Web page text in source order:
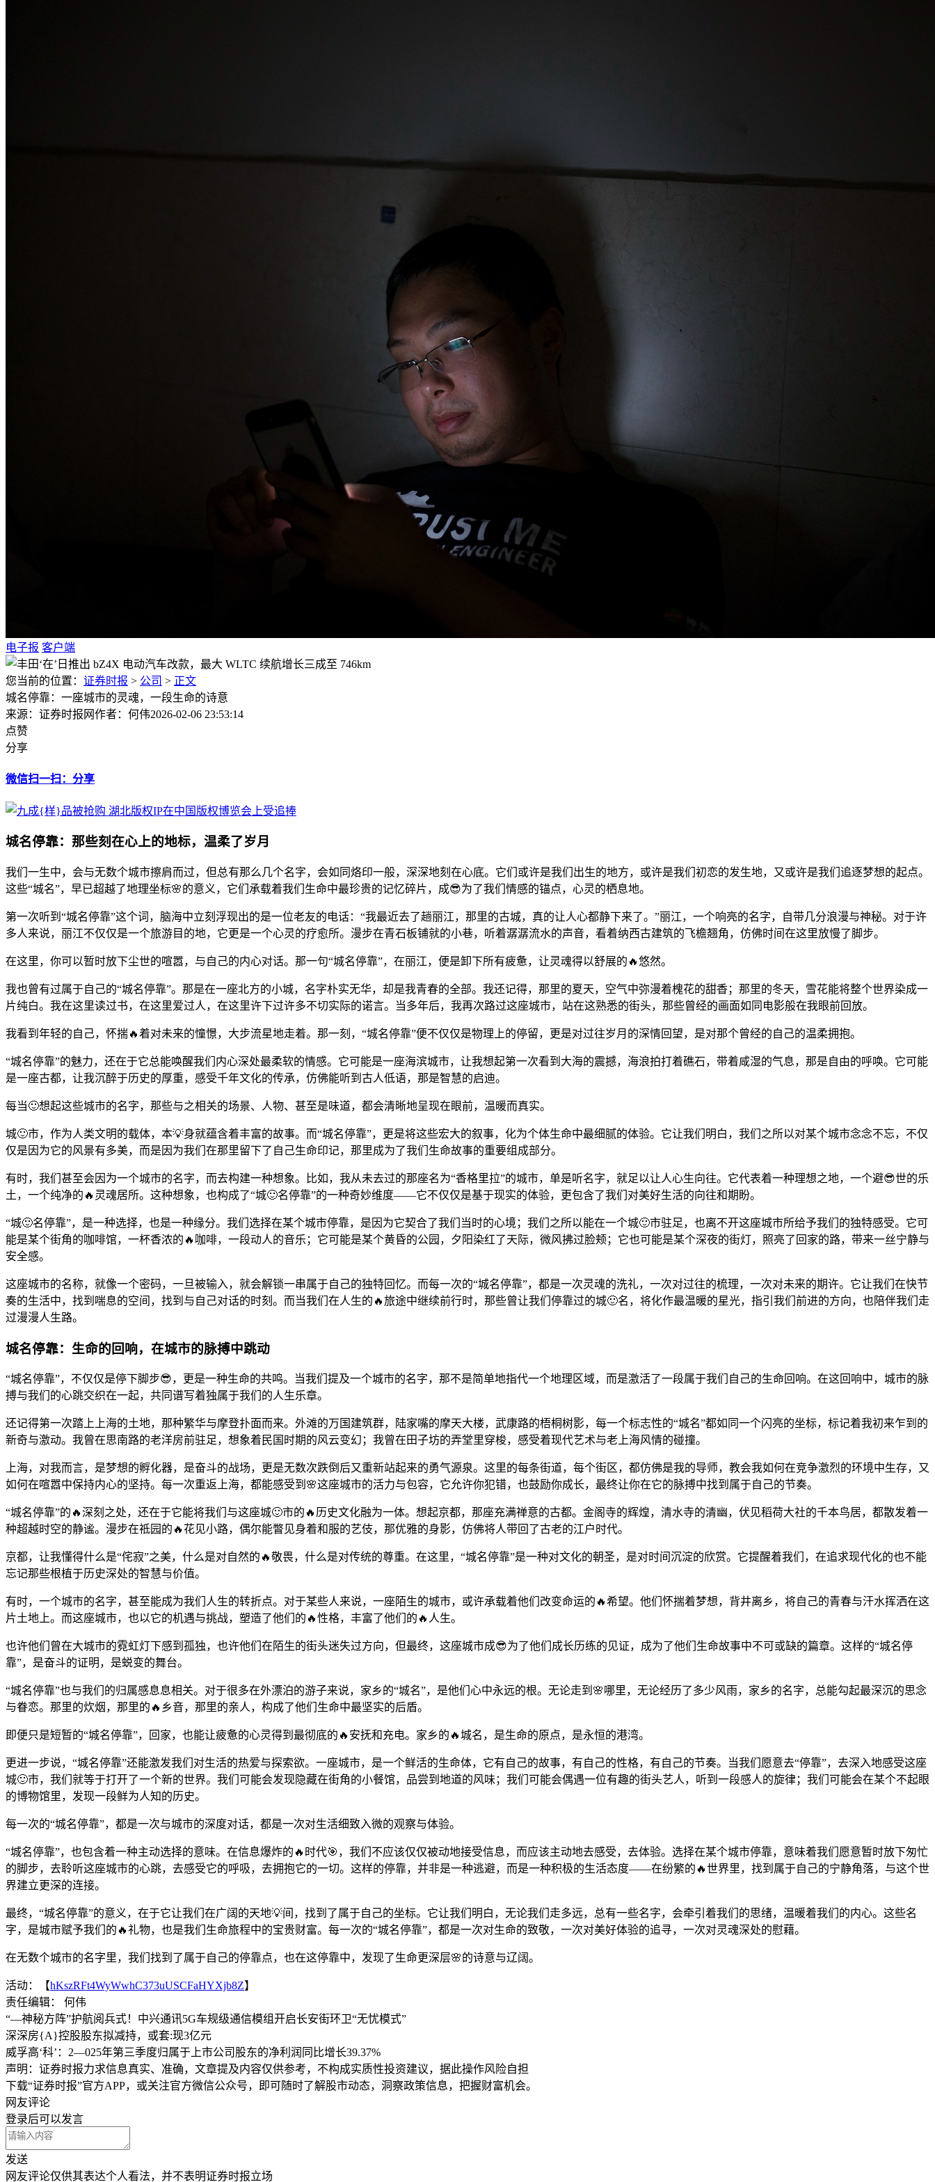
电子报 客户端
您当前的位置： 证券时报 > 公司 > 正文
城名停靠：一座城市的灵魂，一段生命的诗意
来源：证券时报网作者：何伟2026-02-06 23:53:14
点赞
分享
微信扫一扫：分享
城名停靠：那些刻在心上的地标，温柔了岁月
我们一生中，会与无数个城市擦肩而过，但总有那么几个名字，会如同烙印一般，深深地刻在心底。它们或许是我们出生的地方，或许是我们初恋的发生地，又或许是我们追逐梦想的起点。
这些“城名”，早已超越了地理坐标🌸的意义，它们承载着我们生命中最珍贵的记忆碎片，成😎为了我们情感的锚点，心灵的栖息地。
第一次听到“城名停靠”这个词，脑海中立刻浮现出的是一位老友的电话：“我最近去了趟丽江，那里的古城，真的让人心都静下来了。”丽江，一个响亮的名字，自带几分浪漫与神秘。对于许
多人来说，丽江不仅仅是一个旅游目的地，它更是一个心灵的疗愈所。漫步在青石板铺就的小巷，听着潺潺流水的声音，看着纳西古建筑的飞檐翘角，仿佛时间在这里放慢了脚步。
在这里，你可以暂时放下尘世的喧嚣，与自己的内心对话。那一句“城名停靠”，在丽江，便是卸下所有疲惫，让灵魂得以舒展的🔥悠然。
我也曾有过属于自己的“城名停靠”。那是在一座北方的小城，名字朴实无华，却是我青春的全部。我还记得，那里的夏天，空气中弥漫着槐花的甜香；那里的冬天，雪花能将整个世界染成一
片纯白。我在这里读过书，在这里爱过人，在这里许下过许多不切实际的诺言。当多年后，我再次路过这座城市，站在这熟悉的街头，那些曾经的画面如同电影般在我眼前回放。
我看到年轻的自己，怀揣🔥着对未来的憧憬，大步流星地走着。那一刻，“城名停靠”便不仅仅是物理上的停留，更是对过往岁月的深情回望，是对那个曾经的自己的温柔拥抱。
“城名停靠”的魅力，还在于它总能唤醒我们内心深处最柔软的情感。它可能是一座海滨城市，让我想起第一次看到大海的震撼，海浪拍打着礁石，带着咸湿的气息，那是自由的呼唤。它可能
是一座古都，让我沉醉于历史的厚重，感受千年文化的传承，仿佛能听到古人低语，那是智慧的启迪。
每当🙂想起这些城市的名字，那些与之相关的场景、人物、甚至是味道，都会清晰地呈现在眼前，温暖而真实。
城🙂市，作为人类文明的载体，本💡身就蕴含着丰富的故事。而“城名停靠”，更是将这些宏大的叙事，化为个体生命中最细腻的体验。它让我们明白，我们之所以对某个城市念念不忘，不仅
仅是因为它的风景有多美，而是因为我们在那里留下了自己生命印记，那里成为了我们生命故事的重要组成部分。
有时，我们甚至会因为一个城市的名字，而去构建一种想象。比如，我从未去过的那座名为“香格里拉”的城市，单是听名字，就足以让人心生向往。它代表着一种理想之地，一个避😎世的乐
土，一个纯净的🔥灵魂居所。这种想象，也构成了“城🙂名停靠”的一种奇妙维度——它不仅仅是基于现实的体验，更包含了我们对美好生活的向往和期盼。
“城🙂名停靠”，是一种选择，也是一种缘分。我们选择在某个城市停靠，是因为它契合了我们当时的心境；我们之所以能在一个城🙂市驻足，也离不开这座城市所给予我们的独特感受。它可
能是某个街角的咖啡馆，一杯香浓的🔥咖啡，一段动人的音乐；它可能是某个黄昏的公园，夕阳染红了天际，微风拂过脸颊；它也可能是某个深夜的街灯，照亮了回家的路，带来一丝宁静与
安全感。
这座城市的名称，就像一个密码，一旦被输入，就会解锁一串属于自己的独特回忆。而每一次的“城名停靠”，都是一次灵魂的洗礼，一次对过往的梳理，一次对未来的期许。它让我们在快节
奏的生活中，找到喘息的空间，找到与自己对话的时刻。而当我们在人生的🔥旅途中继续前行时，那些曾让我们停靠过的城🙂名，将化作最温暖的星光，指引我们前进的方向，也陪伴我们走
过漫漫人生路。
城名停靠：生命的回响，在城市的脉搏中跳动
“城名停靠”，不仅仅是停下脚步😎，更是一种生命的共鸣。当我们提及一个城市的名字，那不是简单地指代一个地理区域，而是激活了一段属于我们自己的生命回响。在这回响中，城市的脉
搏与我们的心跳交织在一起，共同谱写着独属于我们的人生乐章。
还记得第一次踏上上海的土地，那种繁华与摩登扑面而来。外滩的万国建筑群，陆家嘴的摩天大楼，武康路的梧桐树影，每一个标志性的“城名”都如同一个闪亮的坐标，标记着我初来乍到的
新奇与激动。我曾在思南路的老洋房前驻足，想象着民国时期的风云变幻；我曾在田子坊的弄堂里穿梭，感受着现代艺术与老上海风情的碰撞。
上海，对我而言，是梦想的孵化器，是奋斗的战场，更是无数次跌倒后又重新站起来的勇气源泉。这里的每条街道，每个街区，都仿佛是我的导师，教会我如何在竞争激烈的环境中生存，又
如何在喧嚣中保持内心的坚持。每一次重返上海，都能感受到🌸这座城市的活力与包容，它允许你犯错，也鼓励你成长，最终让你在它的脉搏中找到属于自己的节奏。
“城名停靠”的🔥深刻之处，还在于它能将我们与这座城🙂市的🔥历史文化融为一体。想起京都，那座充满禅意的古都。金阁寺的辉煌，清水寺的清幽，伏见稻荷大社的千本鸟居，都散发着一
种超越时空的静谧。漫步在祗园的🔥花见小路，偶尔能瞥见身着和服的艺伎，那优雅的身影，仿佛将人带回了古老的江户时代。
京都，让我懂得什么是“侘寂”之美，什么是对自然的🔥敬畏，什么是对传统的尊重。在这里，“城名停靠”是一种对文化的朝圣，是对时间沉淀的欣赏。它提醒着我们，在追求现代化的也不能
忘记那些根植于历史深处的智慧与价值。
有时，一个城市的名字，甚至能成为我们人生的转折点。对于某些人来说，一座陌生的城市，或许承载着他们改变命运的🔥希望。他们怀揣着梦想，背井离乡，将自己的青春与汗水挥洒在这
片土地上。而这座城市，也以它的机遇与挑战，塑造了他们的🔥性格，丰富了他们的🔥人生。
也许他们曾在大城市的霓虹灯下感到孤独，也许他们在陌生的街头迷失过方向，但最终，这座城市成😎为了他们成长历练的见证，成为了他们生命故事中不可或缺的篇章。这样的“城名停
靠”，是奋斗的证明，是蜕变的舞台。
“城名停靠”也与我们的归属感息息相关。对于很多在外漂泊的游子来说，家乡的“城名”，是他们心中永远的根。无论走到🌸哪里，无论经历了多少风雨，家乡的名字，总能勾起最深沉的思念
与眷恋。那里的炊烟，那里的🔥乡音，那里的亲人，构成了他们生命中最坚实的后盾。
即便只是短暂的“城名停靠”，回家，也能让疲惫的心灵得到最彻底的🔥安抚和充电。家乡的🔥城名，是生命的原点，是永恒的港湾。
更进一步说，“城名停靠”还能激发我们对生活的热爱与探索欲。一座城市，是一个鲜活的生命体，它有自己的故事，有自己的性格，有自己的节奏。当我们愿意去“停靠”，去深入地感受这座
城🙂市，我们就等于打开了一个新的世界。我们可能会发现隐藏在街角的小餐馆，品尝到地道的风味；我们可能会偶遇一位有趣的街头艺人，听到一段感人的旋律；我们可能会在某个不起眼
的博物馆里，发现一段鲜为人知的历史。
每一次的“城名停靠”，都是一次与城市的深度对话，都是一次对生活细致入微的观察与体验。
“城名停靠”，也包含着一种主动选择的意味。在信息爆炸的🔥时代🎯，我们不应该仅仅被动地接受信息，而应该主动地去感受，去体验。选择在某个城市停靠，意味着我们愿意暂时放下匆忙
的脚步，去聆听这座城市的心跳，去感受它的呼吸，去拥抱它的一切。这样的停靠，并非是一种逃避，而是一种积极的生活态度——在纷繁的🔥世界里，找到属于自己的宁静角落，与这个世
界建立更深的连接。
最终，“城名停靠”的意义，在于它让我们在广阔的天地💡间，找到了属于自己的坐标。它让我们明白，无论我们走多远，总有一些名字，会牵引着我们的思绪，温暖着我们的内心。这些名
字，是城市赋予我们的🔥礼物，也是我们生命旅程中的宝贵财富。每一次的“城名停靠”，都是一次对生命的致敬，一次对美好体验的追寻，一次对灵魂深处的慰藉。
在无数个城市的名字里，我们找到了属于自己的停靠点，也在这停靠中，发现了生命更深层🌸的诗意与辽阔。
活动：【hKszRFt4WyWwhC373uUSCFaHYXjb8Z】
责任编辑： 何伟
“—神秘方阵”护航阅兵式！中兴通讯5G车规级通信模组开启长安街环卫“无忧模式”
深深房{A}控股股东拟减持，或套:现3亿元
威孚高‘科’：2—025年第三季度归属于上市公司股东的净利润同比增长39.37%
声明：证券时报力求信息真实、准确，文章提及内容仅供参考，不构成实质性投资建议，据此操作风险自担
下载“证券时报”官方APP，或关注官方微信公众号，即可随时了解股市动态，洞察政策信息，把握财富机会。
网友评论
登录后可以发言
发送
网友评论仅供其表达个人看法，并不表明证券时报立场